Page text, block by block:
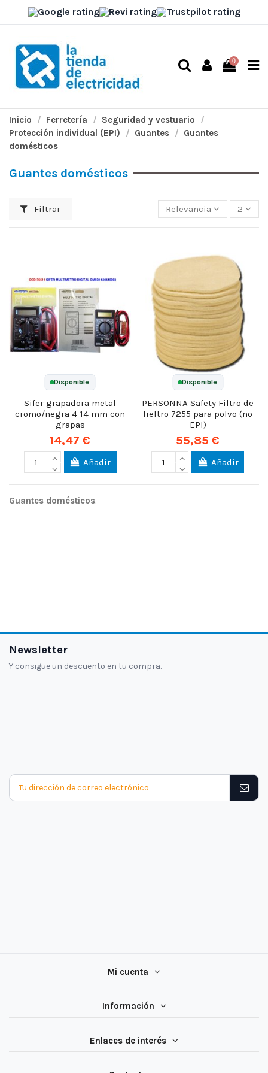
0
Inicio Ferretería
Seguridad y vestuario
Protección individual (EPI)
Guantes
Guantes
domésticos
Guantes domésticos
Filtrar Relevancia 2
Disponible
Sifer grapadora metal
cromo/negra 4-14 mm con
grapas
14,47 €
Añadir
Disponible
PERSONNA Safety Filtro de
fieltro 7255 para polvo (no
EPI)
55,85 €
Añadir
Guantes domésticos.
Newsletter
Y consigue un descuento en tu compra.
Mi cuenta
Información
Enlaces de interés